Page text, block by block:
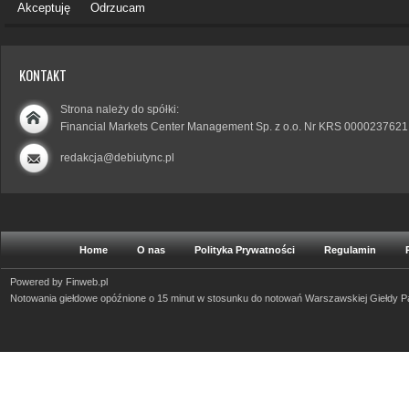
Akceptuję Odrzucam
KONTAKT
Strona należy do spółki:
Financial Markets Center Management Sp. z o.o. Nr KRS 0000237621
redakcja@debiutync.pl
Home O nas Polityka Prywatności Regulamin
Powered by Finweb.pl
Notowania giełdowe opóźnione o 15 minut w stosunku do notowań Warszawskiej Giełdy